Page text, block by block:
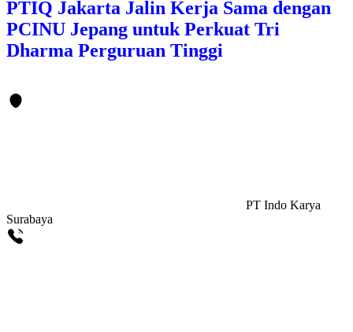
PTIQ Jakarta Jalin Kerja Sama dengan
PCINU Jepang untuk Perkuat Tri
Dharma Perguruan Tinggi
PT Indo Karya
Surabaya